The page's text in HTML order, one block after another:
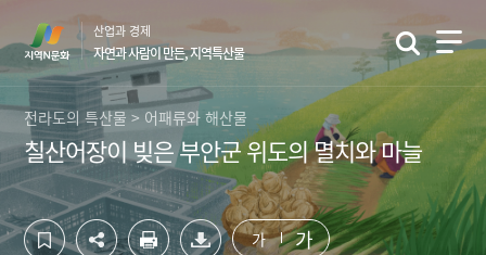
텐
츠
영
역
로
가
기
단
영
역
바
가
기
산업과 경제
자연과 사람이 만든, 지역특산물
전라도의 특산물 > 어패류와 해산물
칠산어장이 빚은 부안군 위도의 멸치와 마늘
가 가